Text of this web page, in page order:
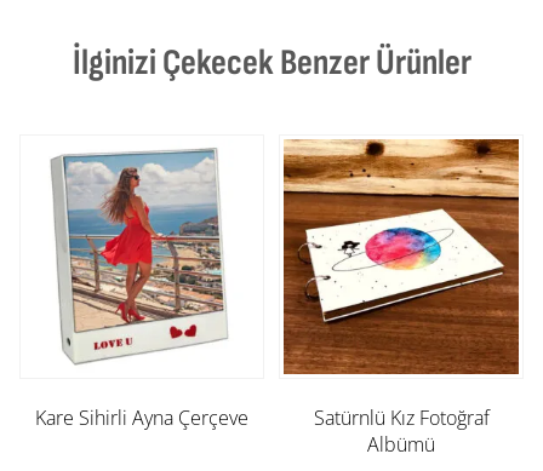
İlginizi Çekecek Benzer Ürünler
Kare Sihirli Ayna Çerçeve
Satürnlü Kız Fotoğraf
Albümü